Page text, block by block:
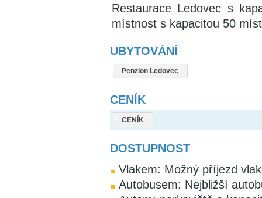
Restaurace Ledovec s
místnost s kapacitou 50
UBYTOVÁNÍ
Penzion Ledovec
CENÍK
CENÍK
DOSTUPNOST
Vlakem: Možný příjezd
Autobusem: Nejbližší